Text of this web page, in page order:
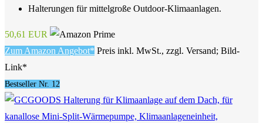
Halterungen für mittelgroße Outdoor-Klimaanlagen.
50,61 EUR
Zum Amazon Angebot* Preis inkl. MwSt., zzgl. Versand; Bild-
Link*
Bestseller Nr. 12